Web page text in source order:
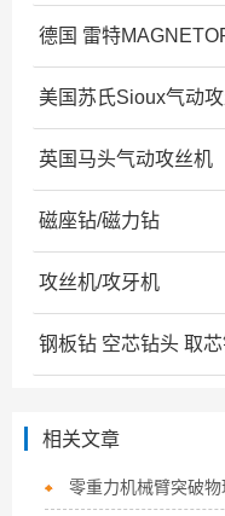
德国 雷特
美国苏氏Sioux气动
英国马头气动攻丝机
磁座钻/磁力钻
攻丝机/攻牙机
钢板钻 空芯钻头 取
相关文章
零重力机械臂突破